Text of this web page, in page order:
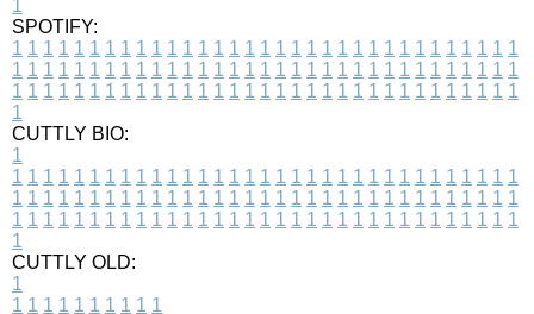
1
SPOTIFY:
1 1 1 1 1 1 1 1 1 1 1 1 1 1 1 1 1 1 1 1 1 1 1 1 1 1 1 1 1 1 1 1 1
1 1 1 1 1 1 1 1 1 1 1 1 1 1 1 1 1 1 1 1 1 1 1 1 1 1 1 1 1 1 1 1 1
1 1 1 1 1 1 1 1 1 1 1 1 1 1 1 1 1 1 1 1 1 1 1 1 1 1 1 1 1 1 1 1 1
1
CUTTLY BIO:
1
1 1 1 1 1 1 1 1 1 1 1 1 1 1 1 1 1 1 1 1 1 1 1 1 1 1 1 1 1 1 1 1 1
1 1 1 1 1 1 1 1 1 1 1 1 1 1 1 1 1 1 1 1 1 1 1 1 1 1 1 1 1 1 1 1 1
1 1 1 1 1 1 1 1 1 1 1 1 1 1 1 1 1 1 1 1 1 1 1 1 1 1 1 1 1 1 1 1 1
1
CUTTLY OLD:
1
1 1 1 1 1 1 1 1 1 1